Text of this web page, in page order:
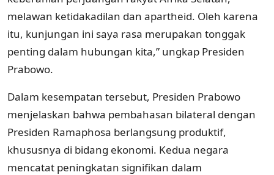
melawan ketidakadilan dan apartheid. Oleh karena
itu, kunjungan ini saya rasa merupakan tonggak
penting dalam hubungan kita,” ungkap Presiden
Prabowo.
Dalam kesempatan tersebut, Presiden Prabowo
menjelaskan bahwa pembahasan bilateral dengan
Presiden Ramaphosa berlangsung produktif,
khususnya di bidang ekonomi. Kedua negara
mencatat peningkatan signifikan dalam